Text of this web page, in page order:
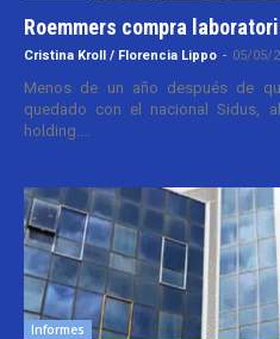
Roemmers compra
Cristina Kroll / Florencia Lippo - 05/05/
Menos de un año después de
quedado con el nacional Sidus,
holding....
Informes